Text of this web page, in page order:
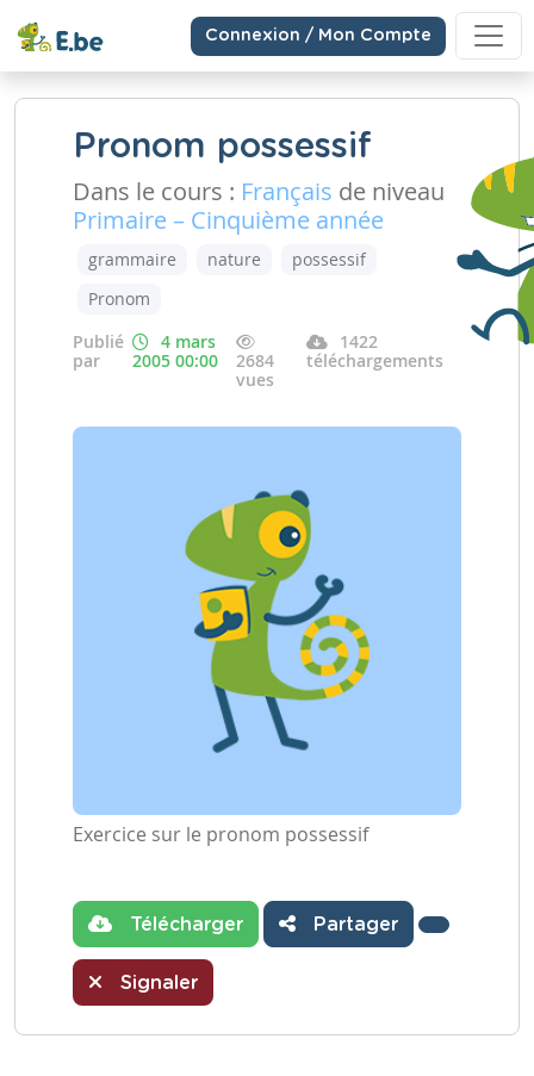
Connexion / Mon Compte
Pronom possessif
Dans le cours : Français de niveau
Primaire – Cinquième année
grammaire nature
possessif
Pronom
Publié
par
4 mars
2005 00:00
2684
vues
1422
téléchargements
Exercice sur le pronom possessif
Télécharger Partager
Signaler